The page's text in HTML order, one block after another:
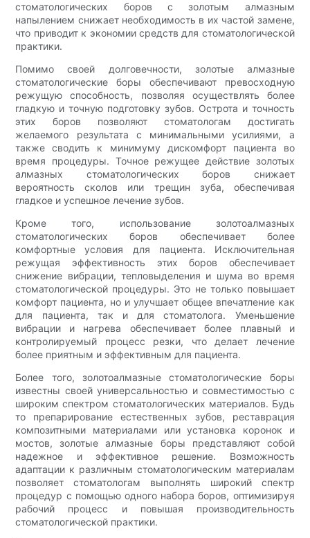
стоматологических боров с золотым алмазным
напылением снижает необходимость в их частой замене,
что приводит к экономии средств для стоматологической
практики.
Помимо своей долговечности, золотые алмазные
стоматологические боры обеспечивают превосходную
режущую способность, позволяя осуществлять более
гладкую и точную подготовку зубов. Острота и точность
этих боров позволяют стоматологам достигать
желаемого результата с минимальными усилиями, а
также сводить к минимуму дискомфорт пациента во
время процедуры. Точное режущее действие золотых
алмазных стоматологических боров снижает
вероятность сколов или трещин зуба, обеспечивая
гладкое и успешное лечение зубов.
Кроме того, использование золотоалмазных
стоматологических боров обеспечивает более
комфортные условия для пациента. Исключительная
режущая эффективность этих боров обеспечивает
снижение вибрации, тепловыделения и шума во время
стоматологической процедуры. Это не только повышает
комфорт пациента, но и улучшает общее впечатление как
для пациента, так и для стоматолога. Уменьшение
вибрации и нагрева обеспечивает более плавный и
контролируемый процесс резки, что делает лечение
более приятным и эффективным для пациента.
Более того, золотоалмазные стоматологические боры
известны своей универсальностью и совместимостью с
широким спектром стоматологических материалов. Будь
то препарирование естественных зубов, реставрация
композитными материалами или установка коронок и
мостов, золотые алмазные боры представляют собой
надежное и эффективное решение. Возможность
адаптации к различным стоматологическим материалам
позволяет стоматологам выполнять широкий спектр
процедур с помощью одного набора боров, оптимизируя
рабочий процесс и повышая производительность
стоматологической практики.